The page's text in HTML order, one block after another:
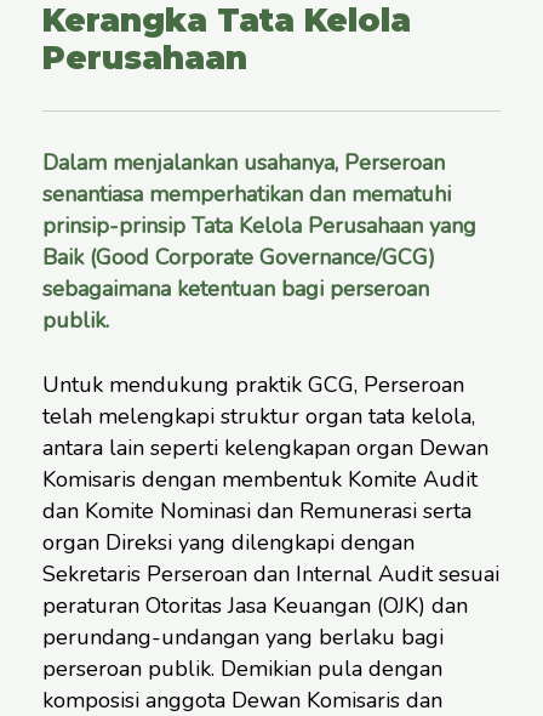
Kerangka Tata Kelola
Perusahaan
Dalam menjalankan usahanya, Perseroan
senantiasa memperhatikan dan mematuhi
prinsip-prinsip Tata Kelola Perusahaan yang
Baik (Good Corporate Governance/GCG)
sebagaimana ketentuan bagi perseroan
publik.
Untuk mendukung praktik GCG, Perseroan
telah melengkapi struktur organ tata kelola,
antara lain seperti kelengkapan organ Dewan
Komisaris dengan membentuk Komite Audit
dan Komite Nominasi dan Remunerasi serta
organ Direksi yang dilengkapi dengan
Sekretaris Perseroan dan Internal Audit sesuai
peraturan Otoritas Jasa Keuangan (OJK) dan
perundang-undangan yang berlaku bagi
perseroan publik. Demikian pula dengan
komposisi anggota Dewan Komisaris dan